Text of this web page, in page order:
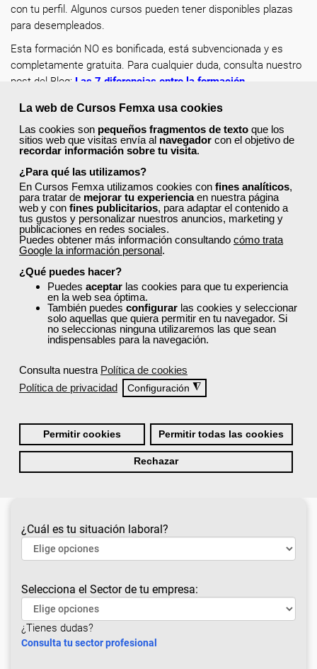
La web de Cursos Femxa usa cookies
Las cookies son pequeños fragmentos de texto que los
sitios web que visitas envía al navegador con el objetivo de
recordar información sobre tu visita.
¿Para qué las utilizamos?
En Cursos Femxa utilizamos cookies con fines analíticos,
para tratar de mejorar tu experienciaen nuestra página
web y con fines publicitarios, para adaptar el contenido a
tus gustos y personalizar nuestros anuncios, marketing y
publicaciones en redes sociales.
Puedes obtener más información consultando cómo trata
Google la información personal.
¿Qué puedes hacer?
Puedes aceptar las cookies para que tu experiencia
en la web sea óptima.
También puedes configurar las cookies y seleccionar
solo aquellas que quiera permitir en tu navegador. Si
no seleccionas ninguna utilizaremos las que sean
indispensables para la navegación.
Consulta nuestra Política de cookies
Política de privacidad
Configuración ◮
Permitir cookies Permitir todas las cookies
Rechazar
con tu perfil. Algunos cursos pueden tener disponibles plazas
para desempleados.
Esta formación NO es bonificada, está subvencionada y es
completamente gratuita. Para cualquier duda, consulta nuestro
post del Blog: Las 7 diferencias entre la formación
actualizados, de esta forma encontrarás más rápido los cursos
a los que puedes acceder y solicitar plaza en un clic.
¡Escoge tu curso favorito, solicita tu plaza y mejora como
profesional dentro de tu sector!
¿No encuentras el curso que estás
buscando?
Consulta a continuación nuestralista de cursos
recomendadosy accede a la formación gratuita
o mejorar tu desarrollo personal.
construcción e industrias extractivas
¿Cuál es tu situación laboral?
Selecciona el Sector de tu empresa:
¿Tienes dudas?
Consulta tu sector profesional